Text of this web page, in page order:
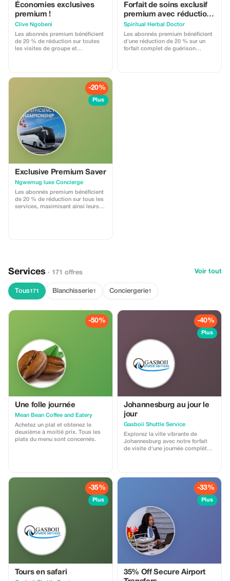
Économies exclusives
premium !
Clive Ngobeni
Les abonnés premium bénéficient
de 20 % de réduction sur toutes
les visites de groupe et
Forfait de soins exclusif
premium avec réduction
de 20 %
Spiritual Herbal Doctor
Les abonnés premium bénéficient
d'une réduction de 20 % sur un
forfait complet de guérison
-20%
Plus
Exclusive Premium Saver
Ngwemug luxe Concierge
Les abonnés premium bénéficient
de 20 % de réduction sur tous les
services, maximisant ainsi leurs
Services · 171 offres Voir tout
Tous171 Blanchisserie1 Conciergerie1
-50%
Une folle journée
Mean Bean Coffee and Eatery
Achetez un plat et obtenez le
deuxième à moitié prix. Tous les
plats du menu sont concernés.
-40%
Plus
Johannesburg au jour le
jour
Gasboii Shuttle Service
Explorez la ville vibrante de
Johannesburg avec notre forfait
de visite d'une journée complète !
l'Apartheid et le stade Soccer City
(stade FNB). Rendez hommage
aux légendes à la maison de
commémoratif Hector Petersen.
Avec des prix abordables et bien
plus encore, nous avons tout ce
qu'il vous faut ! 😊 Ouvert aux
visiteurs du monde entier.
Réservez dès maintenant et
découvrez le meilleur de
Johannesburg !
-35%
Plus
Tours en safari
-33%
Plus
35% Off Secure Airport